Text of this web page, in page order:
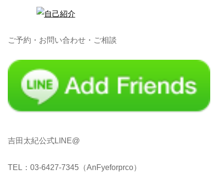
ご予約・お問い合わせ・ご相談
吉田太紀公式LINE@
TEL：03-6427-7345（AnFyeforprco）